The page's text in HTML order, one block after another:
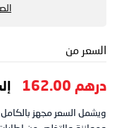
السعر من
درهم 162.00
ويشمل السعر مجهز